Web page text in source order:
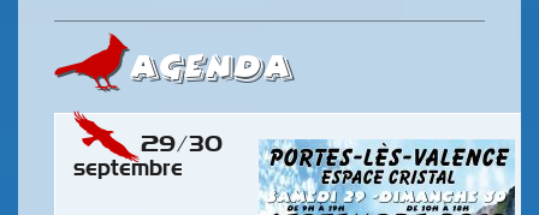
AGENDA
29/30
septembre